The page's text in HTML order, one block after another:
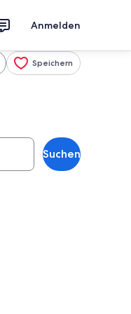
Anmelden
Speichern
Suchen